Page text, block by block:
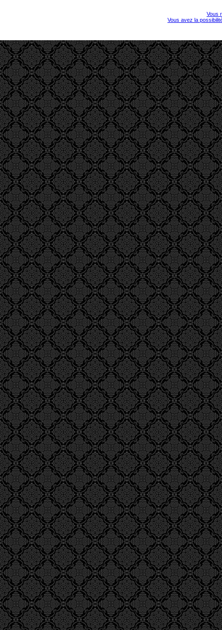
Vous
Vous avez la